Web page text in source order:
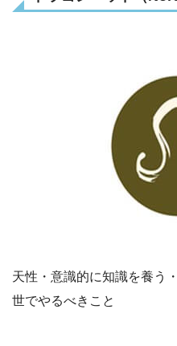
天性・意識的に知識を養う
世でやるべきこと